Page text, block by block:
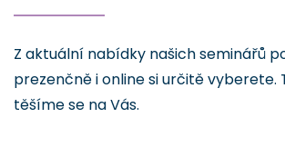
Z aktuální nabídky našich seminářů
prezenčně i online si určitě vyberete.
těšíme se na Vás.